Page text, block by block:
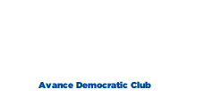
Avance Democratic Club